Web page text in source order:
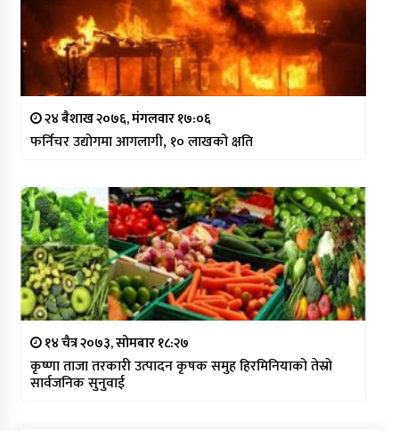
२४ बैशाख २०७६, मंगलवार १७:०६
फर्निचर उद्योगमा आगलागी, १० लाखको क्षति
१४ चैत्र २०७३, सोमबार १८:२७
कृष्णा ताजा तरकारी उत्पादन कृषक समुह हिरमिनियाको तेस्रो
सार्वजनिक सुनुवाई